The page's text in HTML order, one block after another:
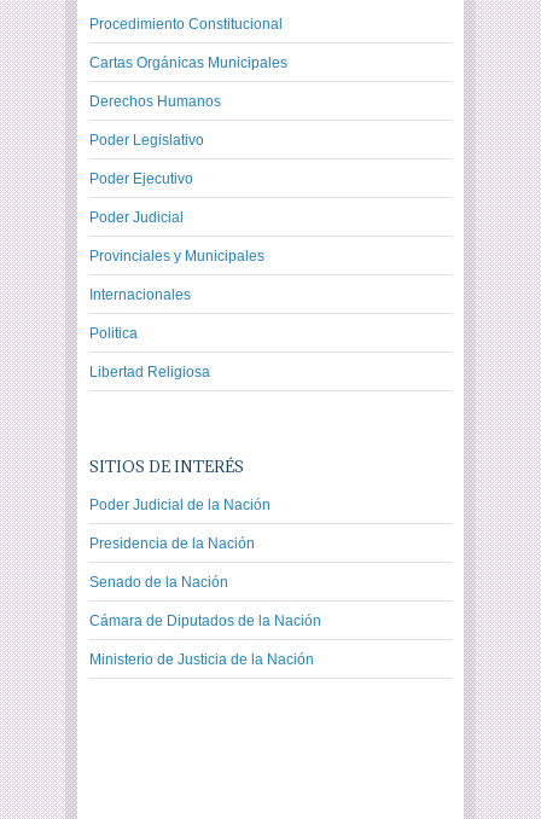
Procedimiento Constitucional
Cartas Orgánicas Municipales
Derechos Humanos
Poder Legislativo
Poder Ejecutivo
Poder Judicial
Provinciales y Municipales
Internacionales
Politica
Libertad Religiosa
SITIOS DE INTERÉS
Poder Judicial de la Nación
Presidencia de la Nación
Senado de la Nación
Cámara de Diputados de la Nación
Ministerio de Justicia de la Nación